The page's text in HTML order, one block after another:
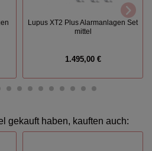
Lupus XT2 Plus Alarmanlagen Set
mittel
1.495,00 €
gekauft haben, kauften auch: